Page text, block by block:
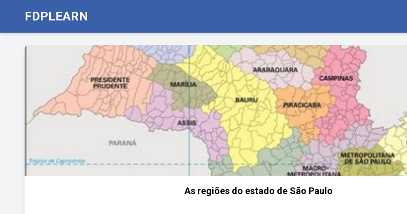
FDPLEARN
As regiões do estado de São Paulo